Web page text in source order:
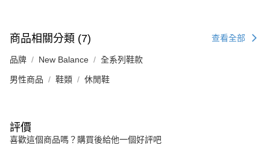
商品相關分類 (7) 查看全部
品牌 New Balance 全系列鞋款
男性商品 鞋類 休閒鞋
評價
喜歡這個商品嗎？購買後給他一個好評吧